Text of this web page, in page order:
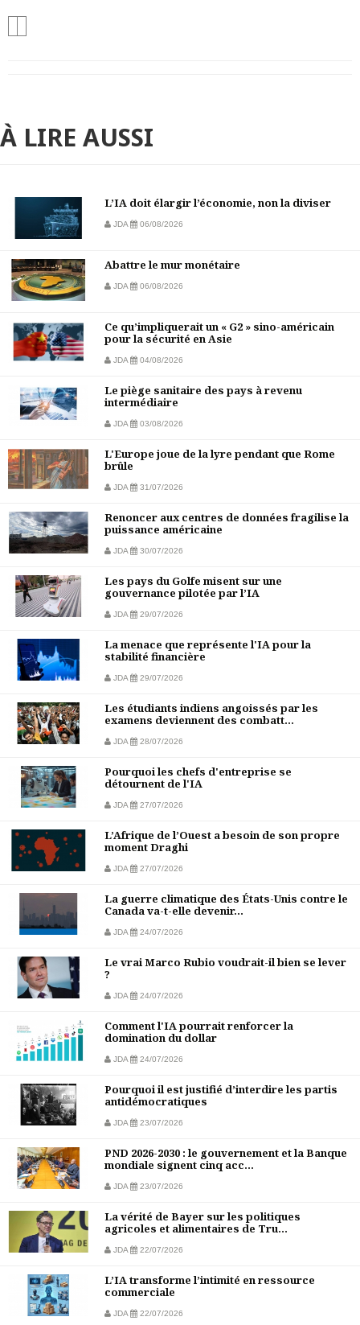
À LIRE AUSSI
L’IA doit élargir l’économie, non la diviser
JDA 06/08/2026
Abattre le mur monétaire
JDA 06/08/2026
Ce qu’impliquerait un « G2 » sino-américain
pour la sécurité en Asie
JDA 04/08/2026
Le piège sanitaire des pays à revenu
intermédiaire
JDA 03/08/2026
L'Europe joue de la lyre pendant que Rome
brûle
JDA 31/07/2026
Renoncer aux centres de données fragilise la
puissance américaine
JDA 30/07/2026
Les pays du Golfe misent sur une
gouvernance pilotée par l’IA
JDA 29/07/2026
La menace que représente l'IA pour la
stabilité financière
JDA 29/07/2026
Les étudiants indiens angoissés par les
examens deviennent des combatt...
JDA 28/07/2026
Pourquoi les chefs d'entreprise se
détournent de l'IA
JDA 27/07/2026
L’Afrique de l’Ouest a besoin de son propre
moment Draghi
JDA 27/07/2026
La guerre climatique des États-Unis contre le
Canada va-t-elle devenir...
JDA 24/07/2026
Le vrai Marco Rubio voudrait-il bien se lever
?
JDA 24/07/2026
Comment l'IA pourrait renforcer la
domination du dollar
JDA 24/07/2026
Pourquoi il est justifié d’interdire les partis
antidémocratiques
JDA 23/07/2026
PND 2026-2030 : le gouvernement et la Banque
mondiale signent cinq acc...
JDA 23/07/2026
La vérité de Bayer sur les politiques
agricoles et alimentaires de Tru...
JDA 22/07/2026
L’IA transforme l’intimité en ressource
commerciale
JDA 22/07/2026